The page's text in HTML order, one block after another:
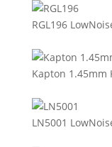
RGL196
Kapton 1.45mm
LN5001